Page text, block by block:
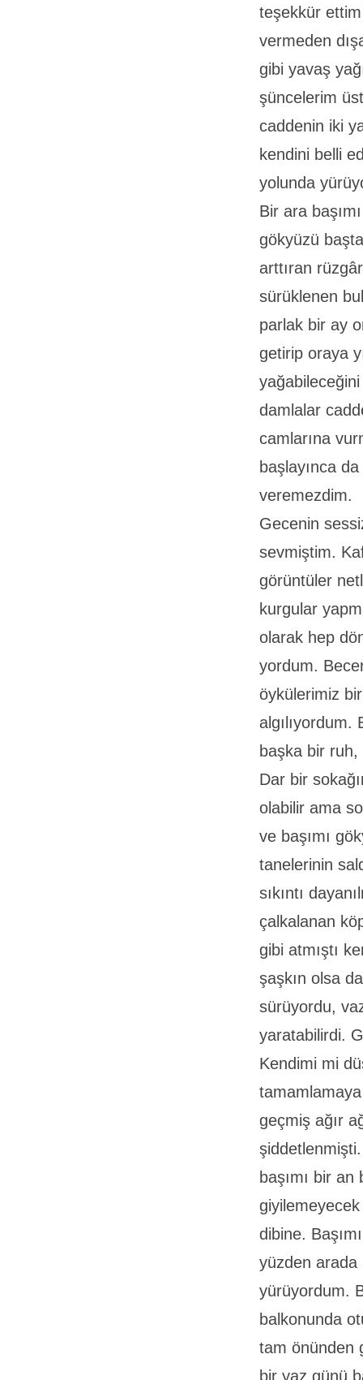
teşekkür
vermeden
gibi yavaş
şüncelerim
caddenin iki
kendini belli
yolunda
Bir ara
gökyüzü
arttıran
sürüklenen
parlak bir ay
getirip oraya
damlalar
camlarına
başlayınca
veremezdim.
Gecenin
sevmiştim.
görüntüler
kurgular
olarak hep
yordum.
öykülerimiz
başka bir
Dar bir
olabilir ama
ve başımı
tanelerinin
sıkıntı
çalkalanan
gibi atmıştı
şaşkın olsa
sürüyordu,
yaratabilirdi.
Kendimi mi
geçmiş ağır
başımı bir
giyilemeyecek
dibine.
yüzden arada
yürüyordum.
balkonunda
tam önünden
bir yaz günü